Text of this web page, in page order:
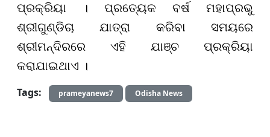
ପ୍ରକ୍ରିୟା । ପ୍ରତ୍ୟେକ ବର୍ଷ ମହାପ୍ରଭୁ
ଶ୍ରୀଗୁଣ୍ଡିଚା ଯାତ୍ରା କରିବା ସମୟରେ
ଶ୍ରୀମନ୍ଦିରରେ ଏହି ଯାଞ୍ଚ ପ୍ରକ୍ରିୟା
କରାଯାଇଥାଏ ।
Tags:
prameyanews7 Odisha News